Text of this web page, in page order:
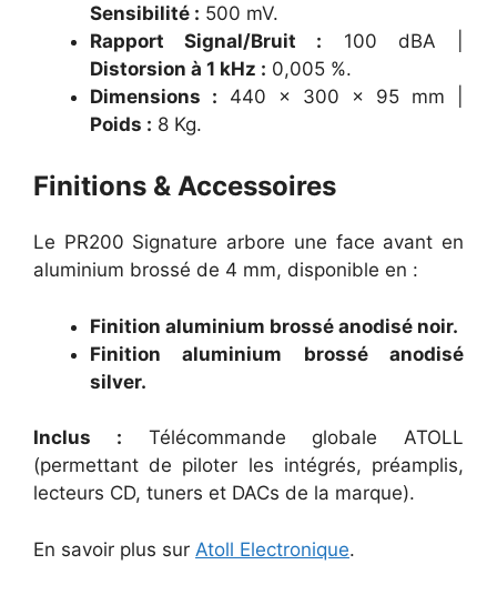
Sensibilité : 500 mV.
Rapport Signal/Bruit : 100 dBA |
Distorsion à 1 kHz : 0,005 %.
Dimensions : 440 × 300 × 95 mm |
Poids : 8 Kg.
Finitions & Accessoires
Le PR200 Signature arbore une face avant en
aluminium brossé de 4 mm, disponible en :
Finition aluminium brossé anodisé noir.
Finition aluminium brossé anodisé
silver.
Inclus : Télécommande globale ATOLL
(permettant de piloter les intégrés, préamplis,
lecteurs CD, tuners et DACs de la marque).
En savoir plus sur Atoll Electronique.